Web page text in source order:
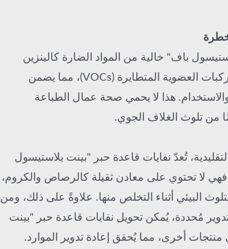
باف" خالية من المواد الضارة كالبنزين
والفورمالديهايد والمركبات العضوية المتطايرة (VOCs)، مما يضمن
والاستخدام. هذا لا يحمي صحة عمال الطباعة
من تلوث الغلاف الجوي.
تُعدّ نفايات قاعدة حبر "بينت بلاستيسول
لا تحتوي على معادن ثقيلة كالرصاص والكروم،
البيئي أثناء التخلص منها. علاوةً على ذلك، ومن
مُحددة، يُمكن تحويل نفايات قاعدة حبر "بينت
أخرى، مما يُحقق إعادة تدوير الموارد.